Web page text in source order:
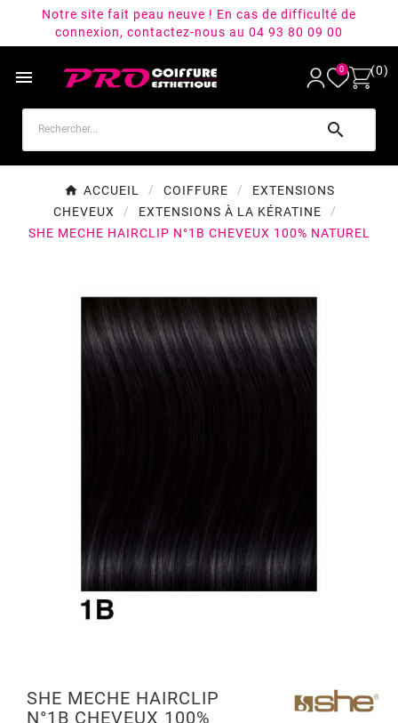
Notre site fait peau neuve ! En cas de difficulté de
connexion, contactez-nous au 04 93 80 09 00
 0 (0)

ACCUEIL COIFFURE
EXTENSIONS
CHEVEUX
EXTENSIONS À LA KÉRATINE
SHE MECHE HAIRCLIP N°1B CHEVEUX 100% NATUREL
SHE MECHE HAIRCLIP
N°1B CHEVEUX 100%